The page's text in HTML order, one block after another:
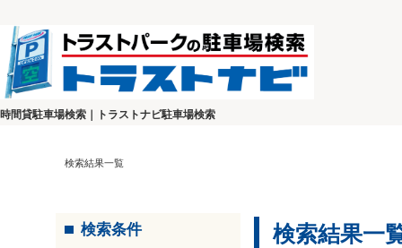
時間貸駐車場検索｜トラストナビ駐車場検索
検索結果一覧
検索条件 検索結果一